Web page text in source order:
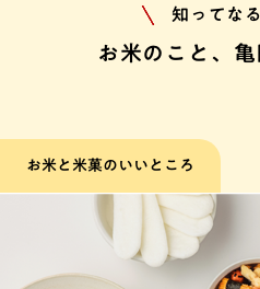
知ってな
お米のこと、
お米と米菓のいいところ